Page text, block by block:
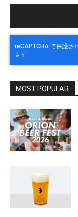
MOST POPULAR